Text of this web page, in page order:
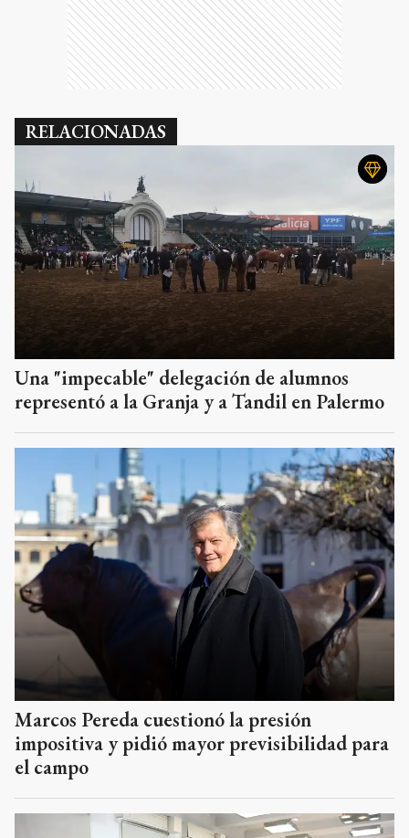
RELACIONADAS
Una "impecable" delegación de alumnos
representó a la Granja y a Tandil en Palermo
Marcos Pereda cuestionó la presión
impositiva y pidió mayor previsibilidad para
el campo